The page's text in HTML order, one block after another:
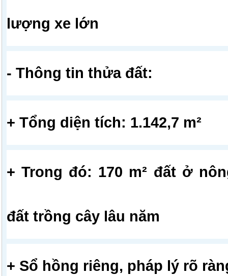
lượng xe lớn
- Thông tin thửa đất:
+ Tổng diện tích: 1.142,7 m²
+ Trong đó: 170 m² đất ở
đất trồng cây lâu năm
+ Sổ hồng riêng, pháp lý rõ